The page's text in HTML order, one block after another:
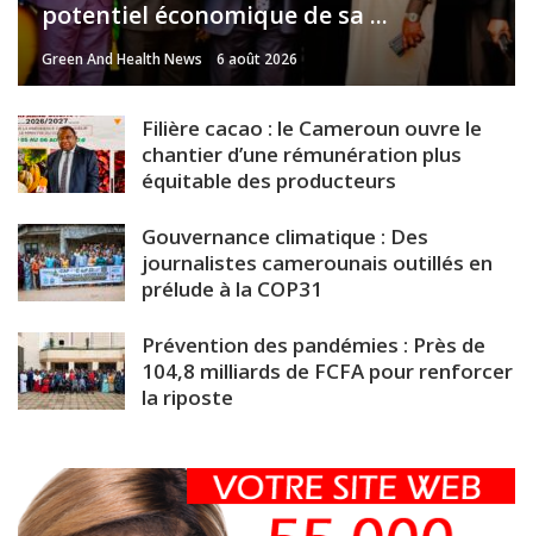
potentiel économique de sa ...
Green And Health News 6 août 2026
Filière cacao : le Cameroun ouvre le
chantier d’une rémunération plus
équitable des producteurs
Gouvernance climatique : Des
journalistes camerounais outillés en
prélude à la COP31
Prévention des pandémies : Près de
104,8 milliards de FCFA pour renforcer
la riposte